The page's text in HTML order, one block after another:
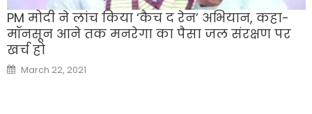
PM मोदी ने लांच किया ‘कैच द रेन’ अभियान, कहा-
मॉनसून आने तक मनरेगा का पैसा जल संरक्षण पर
खर्च हो
Posted
on
March 22, 2021